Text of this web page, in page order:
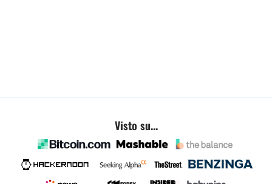
Visto su...